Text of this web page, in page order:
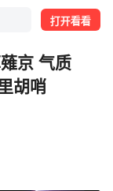
打开看看
京 气质
胡哨